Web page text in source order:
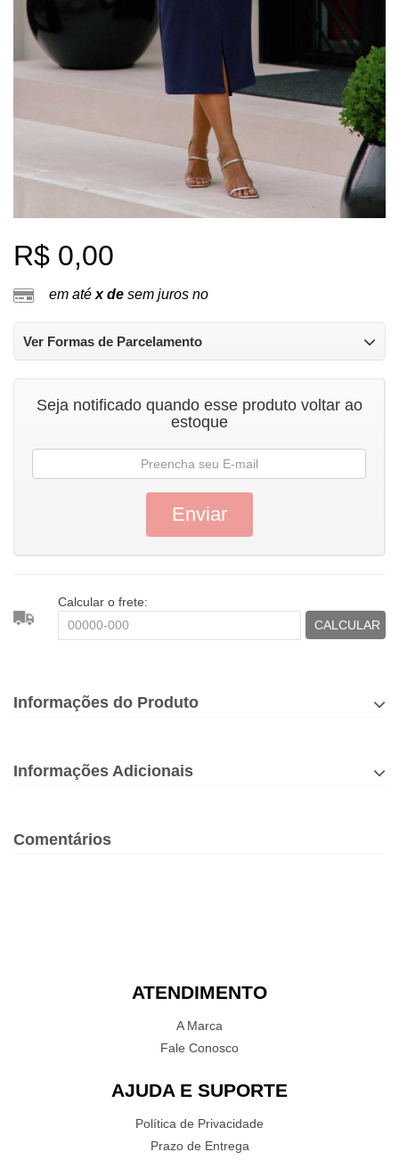
R$ 0,00
em até x de sem juros no
Ver Formas de Parcelamento
Seja notificado quando esse produto voltar ao
estoque
Calcular o frete:
CALCULAR
Informações do Produto
Informações Adicionais
Comentários
ATENDIMENTO
A Marca
Fale Conosco
AJUDA E SUPORTE
Política de Privacidade
Prazo de Entrega